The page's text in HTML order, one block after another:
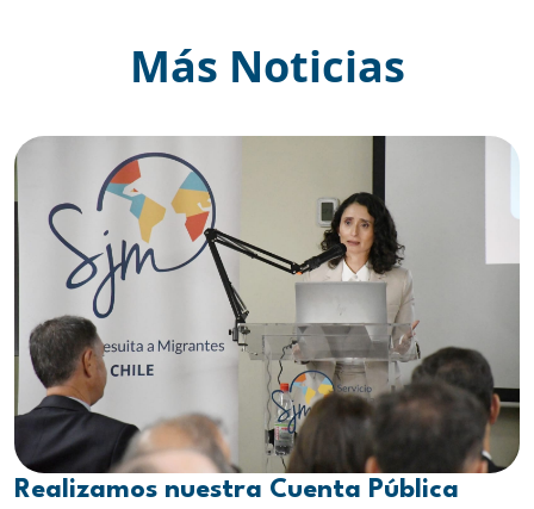
Más Noticias
Realizamos nuestra Cuenta Pública